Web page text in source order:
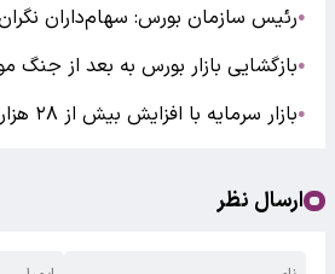
●رئیس سازمان بورس: سهام‌داران
●بازگشایی بازار بورس به بعد از جنگ
●بازار سرمایه با افزایش بیش از ۲۸ هزار واحد سبز ماند
ارسال نظر